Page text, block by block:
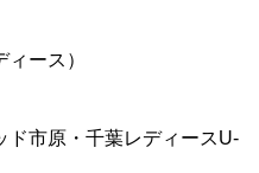
ース）
ド市原・千葉レディースU-